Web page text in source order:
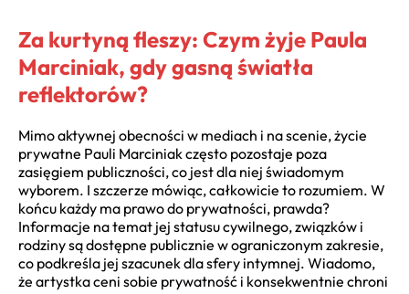
Za kurtyną fleszy: Czym żyje Paula
Marciniak, gdy gasną światła
reflektorów?
Mimo aktywnej obecności w mediach i na scenie, życie
prywatne Pauli Marciniak często pozostaje poza
zasięgiem publiczności, co jest dla niej świadomym
wyborem. I szczerze mówiąc, całkowicie to rozumiem. W
końcu każdy ma prawo do prywatności, prawda?
Informacje na temat jej statusu cywilnego, związków i
rodziny są dostępne publicznie w ograniczonym zakresie,
co podkreśla jej szacunek dla sfery intymnej. Wiadomo,
że artystka ceni sobie prywatność i konsekwentnie chroni